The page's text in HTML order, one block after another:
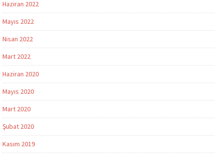
Haziran 2022
Mayıs 2022
Nisan 2022
Mart 2022
Haziran 2020
Mayıs 2020
Mart 2020
Şubat 2020
Kasım 2019